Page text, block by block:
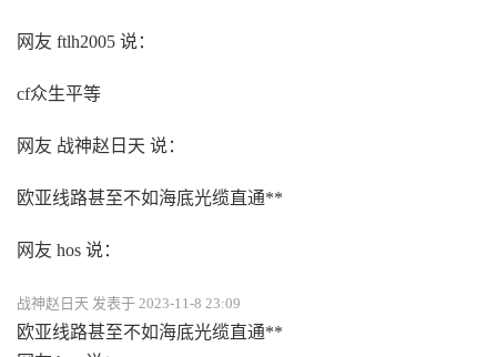
网友 ftlh2005 说：
cf众生平等
网友 战神赵日天 说：
欧亚线路甚至不如海底光缆直通**
网友 hos 说：
战神赵日天 发表于 2023-11-8 23:09
欧亚线路甚至不如海底光缆直通**